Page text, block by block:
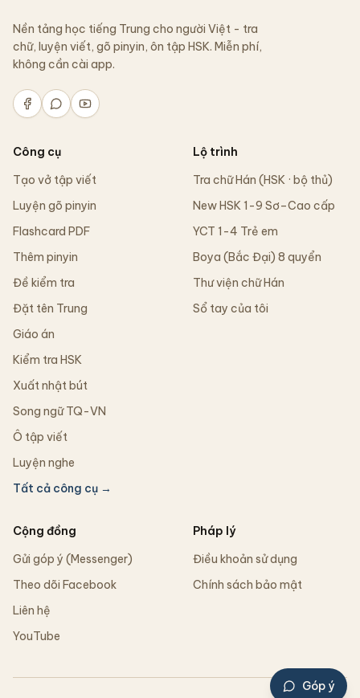
Nền tảng học tiếng Trung cho người Việt - tra
chữ, luyện viết, gõ pinyin, ôn tập HSK. Miễn phí,
không cần cài app.
Công cụ
Tạo vở tập viết
Luyện gõ pinyin
Flashcard PDF
Thêm pinyin
Đề kiểm tra
Đặt tên Trung
Giáo án
Kiểm tra HSK
Xuất nhật bút
Song ngữ TQ-VN
Ô tập viết
Luyện nghe
Tất cả công cụ →
Lộ trình
Tra chữ Hán (HSK · bộ thủ)
New HSK 1-9 Sơ–Cao cấp
YCT 1-4 Trẻ em
Boya (Bắc Đại) 8 quyển
Thư viện chữ Hán
Sổ tay của tôi
Cộng đồng
Gửi góp ý (Messenger)
Theo dõi Facebook
Liên hệ
YouTube
Pháp lý
Điều khoản sử dụng
Chính sách bảo mật
Góp ý